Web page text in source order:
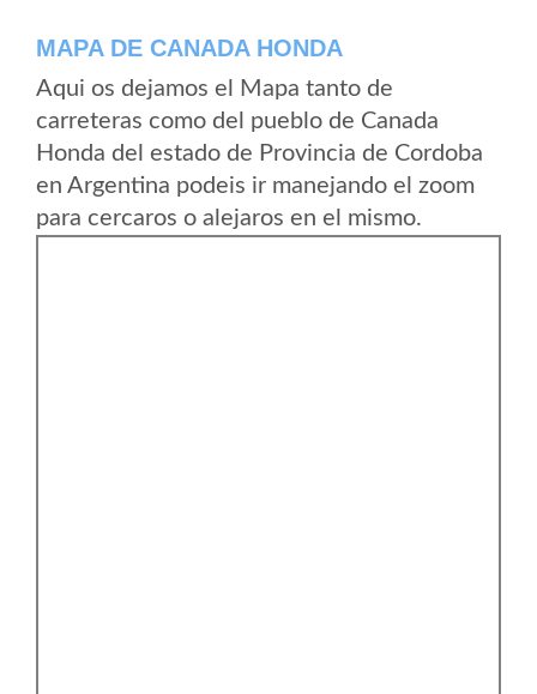
MAPA DE CANADA HONDA
Aqui os dejamos el Mapa tanto de
carreteras como del pueblo de Canada
Honda del estado de Provincia de Cordoba
en Argentina podeis ir manejando el zoom
para cercaros o alejaros en el mismo.